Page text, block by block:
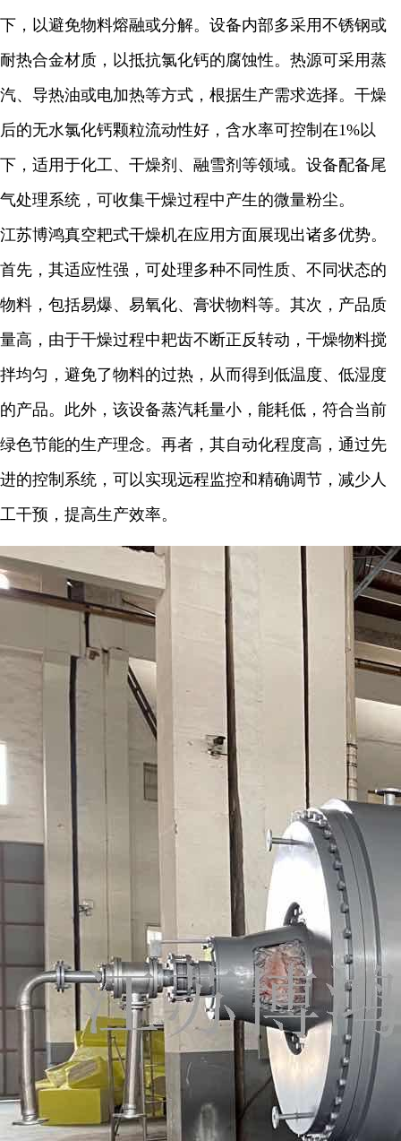
下，以避免物料熔融或分解。设备内部多采用不锈钢或
耐热合金材质，以抵抗氯化钙的腐蚀性。热源可采用蒸
汽、导热油或电加热等方式，根据生产需求选择。干燥
后的无水氯化钙颗粒流动性好，含水率可控制在1%以
下，适用于化工、干燥剂、融雪剂等领域。设备配备尾
气处理系统，可收集干燥过程中产生的微量粉尘。
江苏博鸿真空耙式干燥机在应用方面展现出诸多优势。
首先，其适应性强，可处理多种不同性质、不同状态的
物料，包括易爆、易氧化、膏状物料等。其次，产品质
量高，由于干燥过程中耙齿不断正反转动，干燥物料搅
拌均匀，避免了物料的过热，从而得到低温度、低湿度
的产品。此外，该设备蒸汽耗量小，能耗低，符合当前
绿色节能的生产理念。再者，其自动化程度高，通过先
进的控制系统，可以实现远程监控和精确调节，减少人
工干预，提高生产效率。